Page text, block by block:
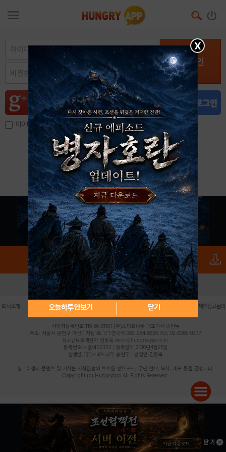
로그인
아이디, 이메일 저장
아이디 / 비밀번호 찾기 회원가입
X
오늘하루 안보기 닫기
로그인 PC버전 전체앱
회사소개 | 개인정보 처리방침 불법촬영물 신고센터 제휴광고문의
사업자등록번호:119-86-61101 (주)스마트나우 대표이사:송현두
주소: 서울시 금천구 가산디지털1로 171 연락처:063-284-8635 팩스:02-6265-0377
청소년보호책임자:김동욱 desk@hungryapp.co.kr
등록번호:서울아02322 | 등록일자:2016년4월25일
발행인:(주)스마트나우 송현두 | 편집인:김동욱
헝그리앱의 콘텐츠 및 기사는 저작권법의 보호를 받으므로, 무단 전재, 복사, 배포 등을 금합니다.
Copyright (c) HungryApp All Rights Reserved.